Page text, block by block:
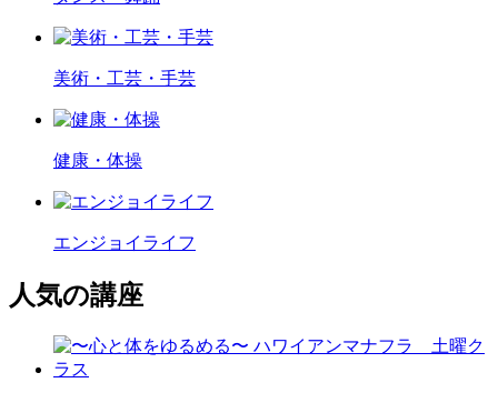
美術・工芸・手芸
健康・体操
エンジョイライフ
人気の講座